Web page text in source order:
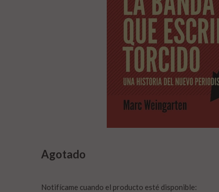
Agotado
Notifícame cuando el producto esté disponible: